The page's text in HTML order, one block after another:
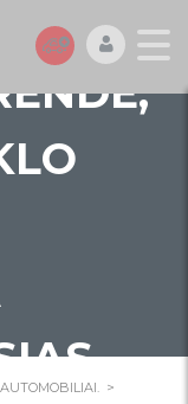
>